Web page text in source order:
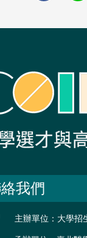
我們
主辦單位：大學招